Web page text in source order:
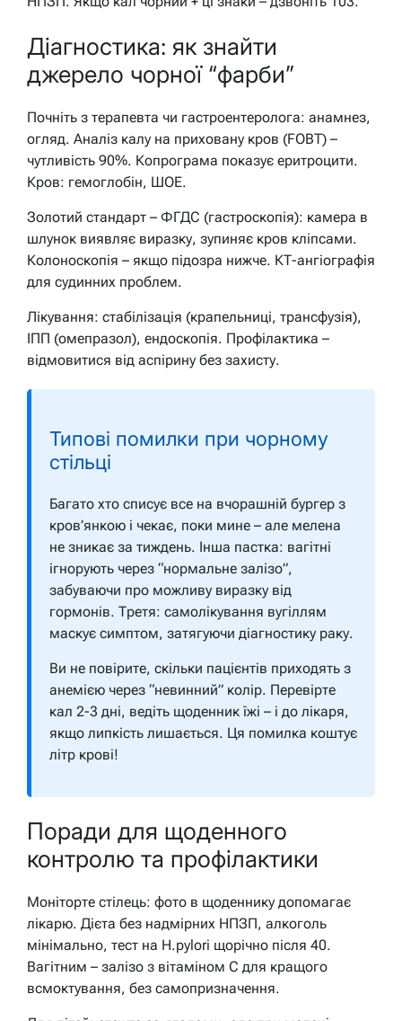
Діагностика: як знайти
джерело чорної “фарби”
Почніть з терапевта чи гастроентеролога: анамнез,
огляд. Аналіз калу на приховану кров (FOBT) –
чутливість 90%. Копрограма показує еритроцити.
Кров: гемоглобін, ШОЕ.
Золотий стандарт – ФГДС (гастроскопія): камера в
шлунок виявляє виразку, зупиняє кров кліпсами.
Колоноскопія – якщо підозра нижче. КТ-ангіографія
для судинних проблем.
Лікування: стабілізація (крапельниці, трансфузія),
ІПП (омепразол), ендоскопія. Профілактика –
відмовитися від аспірину без захисту.
Типові помилки при чорному
стільці
Багато хто списує все на вчорашній бургер з
кров’янкою і чекає, поки мине – але мелена
не зникає за тиждень. Інша пастка: вагітні
ігнорують через “нормальне залізо”,
забуваючи про можливу виразку від
гормонів. Третя: самолікування вугіллям
маскує симптом, затягуючи діагностику раку.
Ви не повірите, скільки пацієнтів приходять з
анемією через “невинний” колір. Перевірте
кал 2-3 дні, ведіть щоденник їжі – і до лікаря,
якщо липкість лишається. Ця помилка коштує
літр крові!
Поради для щоденного
контролю та профілактики
Моніторте стілець: фото в щоденнику допомагає
лікарю. Дієта без надмірних НПЗП, алкоголь
мінімально, тест на H.pylori щорічно після 40.
Вагітним – залізо з вітаміном C для кращого
всмоктування, без самопризначення.